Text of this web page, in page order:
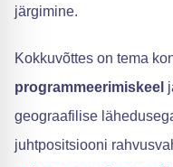
järgimine.
Kokkuvõttes on tema
programmeerimiskeel
geograafilise
juhtpositsiooni